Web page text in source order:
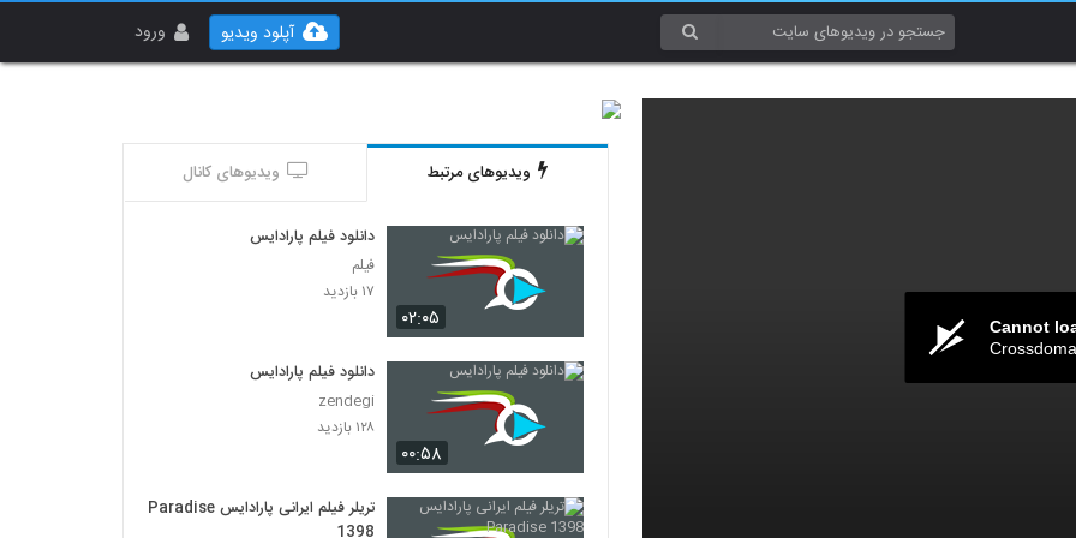
ورود آپلود ویدیو
Cannot
ویدیوهای مرتبط ویدیوهای کانال
۰۲:۰۵
دانلود فیلم پارادایس
فیلم
۱۷ بازدید
۰۰:۵۸
دانلود فیلم پارادایس
zendegi
۱۲۸ بازدید
تریلر فیلم ایرانی پارادایس Paradise
1398